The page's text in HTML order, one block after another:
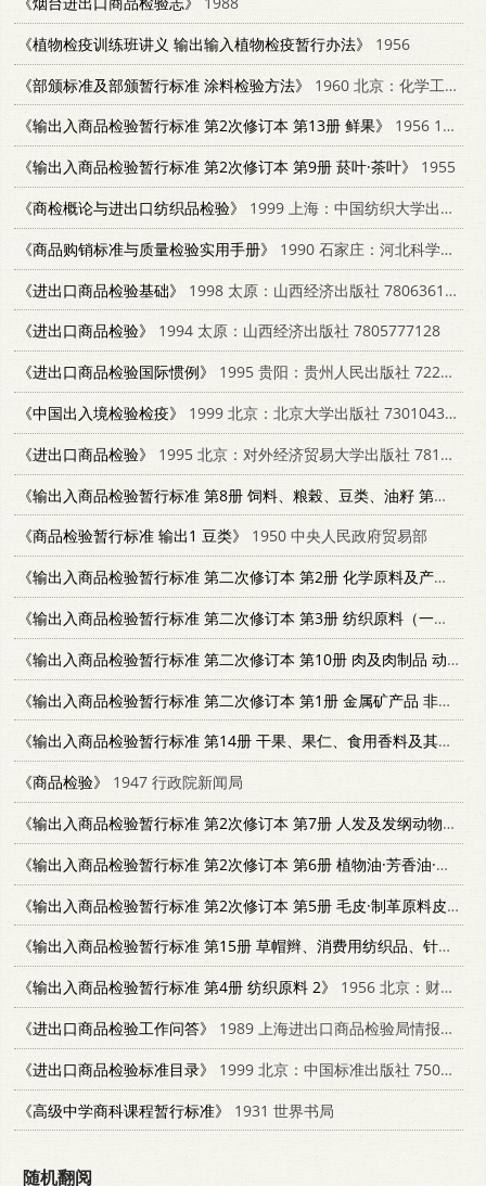
《植物检疫训练班讲义 输出输入植物检疫暂行办法》
1956
《部颁标准及部颁暂行标准 涂料检验方法》
1960 北京：化学工业出版社 15063·0757
《输出入商品检验暂行标准 第2次修订本 第13册 鲜果》
1956 15005.13
《输出入商品检验暂行标准 第2次修订本 第9册 菸叶·茶叶》
1955
《商检概论与进出口纺织品检验》
1999 上海：中国纺织大学出版社 7810381857
《商品购销标准与质量检验实用手册》
1990 石家庄：河北科学技术出版社 7537505276
《进出口商品检验基础》
1998 太原：山西经济出版社 7806361014
《进出口商品检验》
1994 太原：山西经济出版社 7805777128
《进出口商品检验国际惯例》
1995 贵阳：贵州人民出版社 7221040273
《中国出入境检验检疫》
1999 北京：北京大学出版社 7301043139
《进出口商品检验》
1995 北京：对外经济贸易大学出版社 7810007297
《输出入商品检验暂行标准 第8册 饲料、粮榖、豆类、油籽 第二次修订本》
《商品检验暂行标准 输出1 豆类》
1950 中央人民政府贸易部
《输出入商品检验暂行标准 第二次修订本 第2册 化学原料及产品 化学肥料 天然橡胶》
《输出入商品检验暂行标准 第二次修订本 第3册 纺织原料（一）》
《输出入商品检验暂行标准 第二次修订本 第10册 肉及肉制品 动物油》
《输出入商品检验暂行标准 第二次修订本 第1册 金属矿产品 非金属矿产品 合金》
《输出入商品检验暂行标准 第14册 干果、果仁、食用香料及其他食品》
《商品检验》
1947 行政院新闻局
《输出入商品检验暂行标准 第2次修订本 第7册 人发及发纲动物产原料》
《输出入商品检验暂行标准 第2次修订本 第6册 植物油·芳香油·薄荷脑》
《输出入商品检验暂行标准 第2次修订本 第5册 毛皮·制革原料皮》
《输出入商品检验暂行标准 第15册 草帽辫、消费用纺织品、针织品》
《输出入商品检验暂行标准 第4册 纺织原料 2》
1956 北京：财政经济出版社 15005·14
《进出口商品检验工作问答》
1989 上海进出口商品检验局情报资料室
《进出口商品检验标准目录》
1999 北京：中国标准出版社 7506617854
《高级中学商科课程暂行标准》
1931 世界书局
随机翻阅